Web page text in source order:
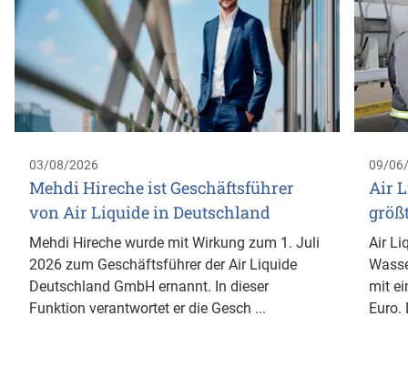
03/08/2026
Mehdi Hireche ist Geschäftsführer
von Air Liquide in Deutschland
Mehdi Hireche wurde mit Wirkung zum 1. Juli
2026 zum Geschäftsführer der Air Liquide
Deutschland GmbH ernannt. In dieser
Funktion verantwortet er die Gesch ...
09/
Air
Air
mit
Euro.